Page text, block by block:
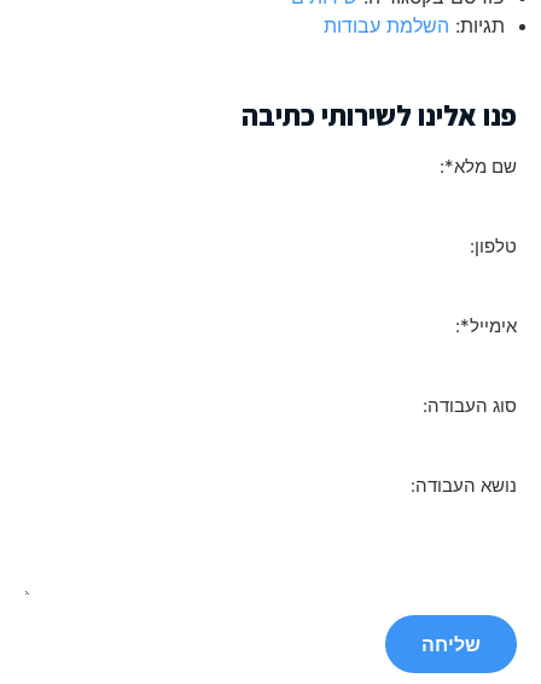
תגיות: השלמת עבודות
פנו אלינו לשירותי כתיבה
שם מלא*:
טלפון:
אימייל*:
סוג העבודה:
נושא העבודה: